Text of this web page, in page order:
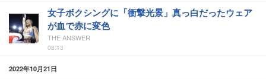
女子ボクシングに「衝撃光景」真っ白だったウェア
が血で赤に変色
THE ANSWER
08:13
2022年10月21日